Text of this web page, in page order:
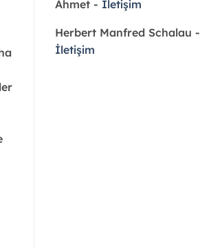
Ahmet- İletişim
Herbert Manfred Schalau -
İletişim